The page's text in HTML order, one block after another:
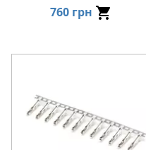
760 грн